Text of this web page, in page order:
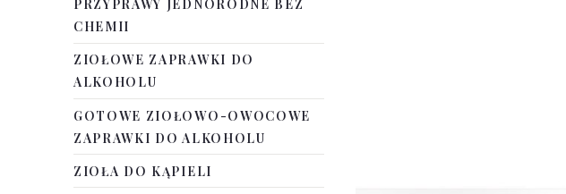
PRZYPRAWY JEDNORODNE BEZ
CHEMII
ZIOŁOWE ZAPRAWKI DO
ALKOHOLU
GOTOWE ZIOŁOWO-OWOCOWE
ZAPRAWKI DO ALKOHOLU
ZIOŁA DO KĄPIELI